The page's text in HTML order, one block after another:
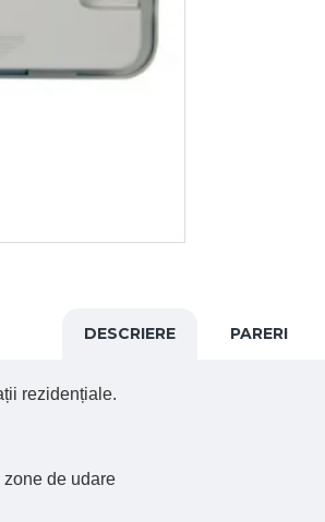
DESCRIERE PARERI
rezidențiale.
de udare